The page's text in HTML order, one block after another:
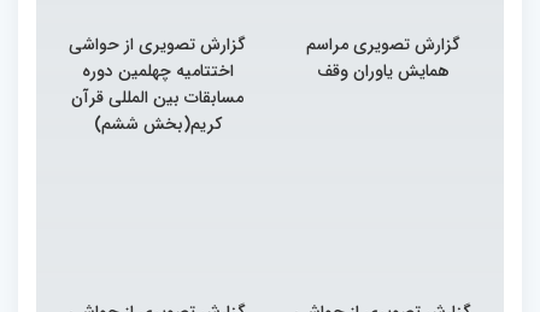
گزارش تصویری مراسم
همایش یاوران وقف
گزارش تصویری از حواشی
اختتامیه چهلمین دوره
مسابقات بین المللی قرآن
کریم(بخش ششم)